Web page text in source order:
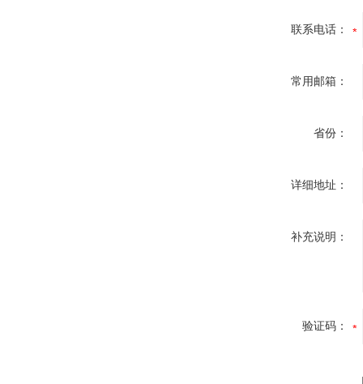
联系电话：
常用邮箱：
省份：
详细地址：
补充说明：
验证码：